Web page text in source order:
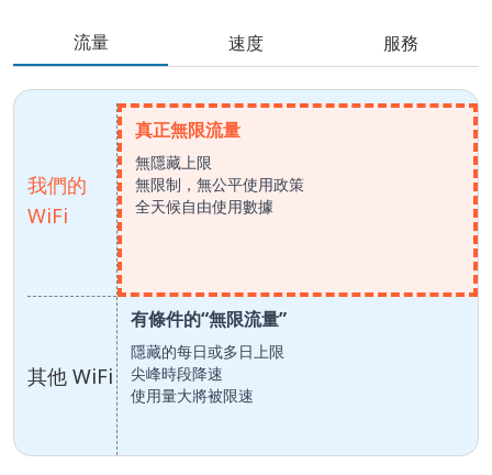
流量 速度 服務
我們的
WiFi
其他 WiFi
真正無限流量
無隱藏上限
無限制，無公平使用政策
全天候自由使用數據
有條件的“無限流量”
隱藏的每日或多日上限
尖峰時段降速
使用量大將被限速